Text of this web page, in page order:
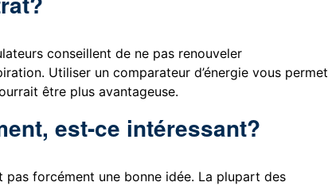
conseillent de ne pas renouveler
Utiliser un comparateur d’énergie vous permet
être plus avantageuse.
est-ce intéressant?
pas forcément une bonne idée. La plupart des